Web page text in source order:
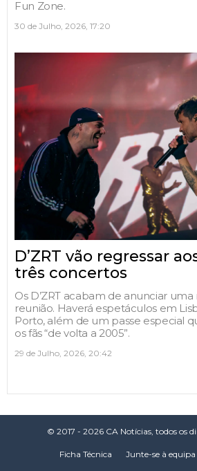
Fun Zone.
30 de Julho, 2026, 17:20
D’ZRT vão regressar
três concertos
Os D’ZRT acabam de anunciar
reunião. Haverá espetáculos em
Porto, além de um passe especial
os fãs “de volta a 2005”.
29 de Julho, 2026, 20:42
© 2017 - 2026 CA Notícias, todos os
Ficha Técnica Junte-se à equipa